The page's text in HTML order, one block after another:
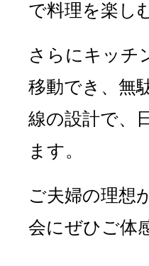
で料理を楽し
さらにキッチ
移動でき、無
線の設計で、
ます。
ご夫婦の理想
会にぜひご体